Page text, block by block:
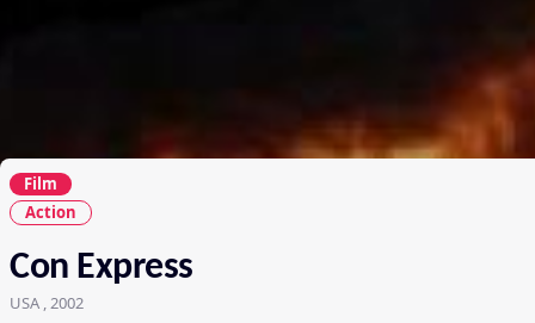
Film
Action
Con Express
USA , 2002